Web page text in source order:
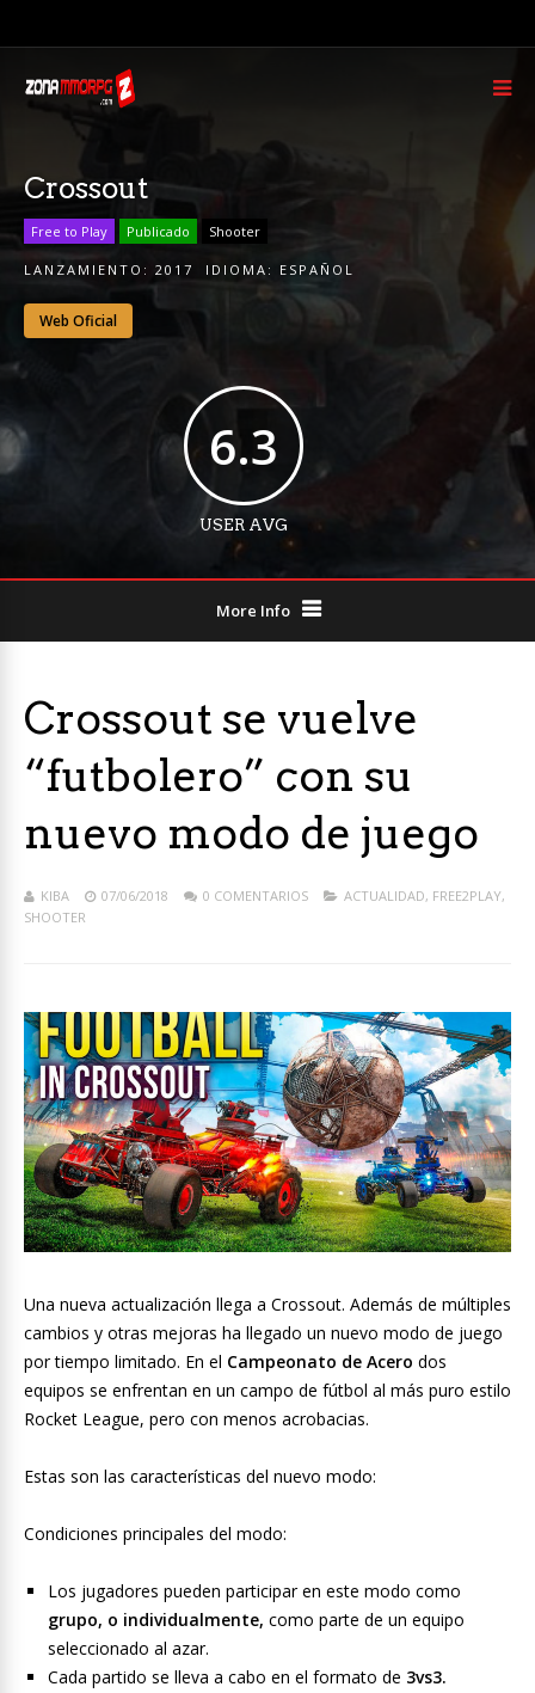
Crossout
Free to Play Publicado Shooter
LANZAMIENTO: 2017 IDIOMA: ESPAÑOL
Web Oficial
6.3
USER AVG
More Info
Crossout se vuelve
“futbolero” con su
nuevo modo de juego
KIBA 07/06/2018 0 COMENTARIOS ACTUALIDAD, FREE2PLAY,
SHOOTER
Una nueva actualización llega a Crossout. Además de múltiples
cambios y otras mejoras ha llegado un nuevo modo de juego
por tiempo limitado. En el Campeonato de Acero dos
equipos se enfrentan en un campo de fútbol al más puro estilo
Rocket League, pero con menos acrobacias.
Estas son las características del nuevo modo:
Condiciones principales del modo:
Los jugadores pueden participar en este modo como
grupo, o individualmente, como parte de un equipo
seleccionado al azar.
Cada partido se lleva a cabo en el formato de 3vs3.